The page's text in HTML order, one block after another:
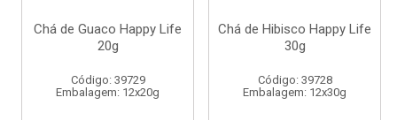
Chá de Guaco Happy Life
20g
Código: 39729
Embalagem: 12x20g
Chá de Hibisco Happy Life
30g
Código: 39728
Embalagem: 12x30g